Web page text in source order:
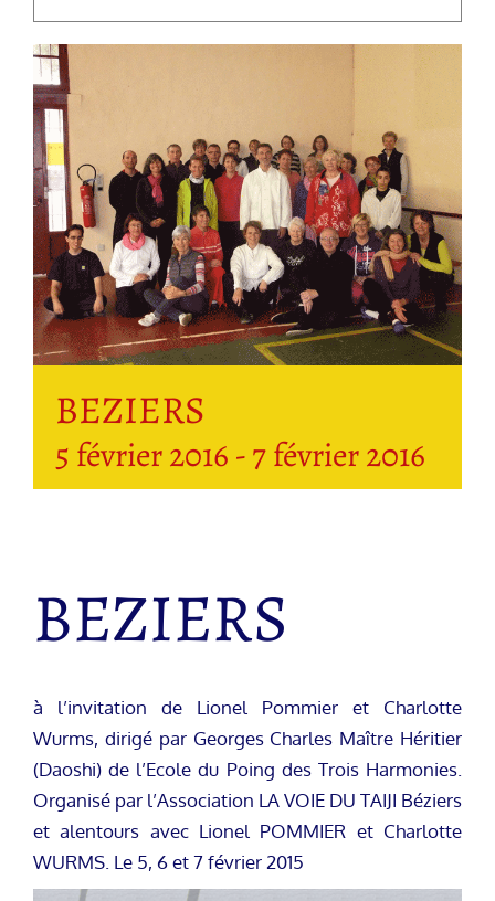
BEZIERS
5 février 2016 -7 février 2016
BEZIERS
à l’invitation de Lionel Pommier et Charlotte
Wurms, dirigé par Georges Charles Maître Héritier
(Daoshi) de l’Ecole du Poing des Trois Harmonies.
Organisé par l’Association LA VOIE DU TAIJI Béziers
et alentours avec Lionel POMMIER et Charlotte
WURMS. Le 5, 6 et 7 février 2015